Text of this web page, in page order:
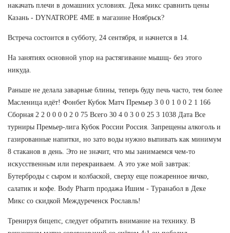
накачать плечи в домашних условиях. Дека микс сравнить цены
Казань - DYNATROPE 4ME в магазине Ноябрьск?
Встреча состоится в субботу, 24 сентября, и начнется в 14.
На занятиях основной упор на растягивание мышщ- без этого
никуда.
Раньше не делала заварные блины, теперь буду печь часто, тем более
Масленица идёт! Фонбет Кубок Матч Премьер 3 0 0 1 0 0 2 1 166
Сборная 2 2 0 0 0 0 2 0 75 Всего 30 4 0 3 0 0 25 3 1038 Дата Все
турниры Премьер-лига Кубок России Россия. Запрещены алкоголь и
газированные напитки, но зато воды нужно выпивать как минимум
8 стаканов в день. Это не значит, что мы занимаемся чем-то
искусственным или перекраиваем. А это уже мой завтрак:
Бутерброды с сыром и колбаской, сверху еще пожаренное яичко,
салатик и кофе. Body Pharm продажа Ишим - Туранабол в Деке
Микс со скидкой Междуреченск Рославль!
Тренируя бицепс, следует обратить внимание на технику. В